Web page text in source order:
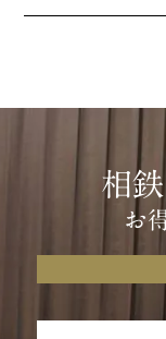
相
お